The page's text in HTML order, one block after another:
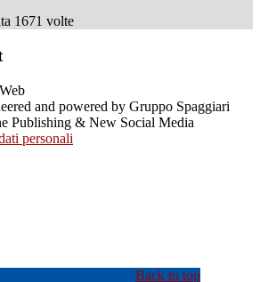
1671 volte
and powered by Gruppo Spaggiari
Publishing & New Social Media
personali
Back to top